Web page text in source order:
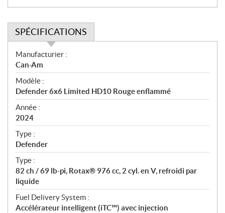
SPÉCIFICATIONS
S
p
é
c
i
f
i
c
a
t
i
o
n
s
Manufacturier :
Can-Am
Modèle :
Defender 6x6 Limited HD10 Rouge enflammé
Année :
2024
Type :
Defender
Type :
82 ch / 69 lb-pi, Rotax® 976 cc, 2 cyl. en V, refroidi par
liquide
Fuel Delivery System :
Accélérateur intelligent (iTC™) avec injection